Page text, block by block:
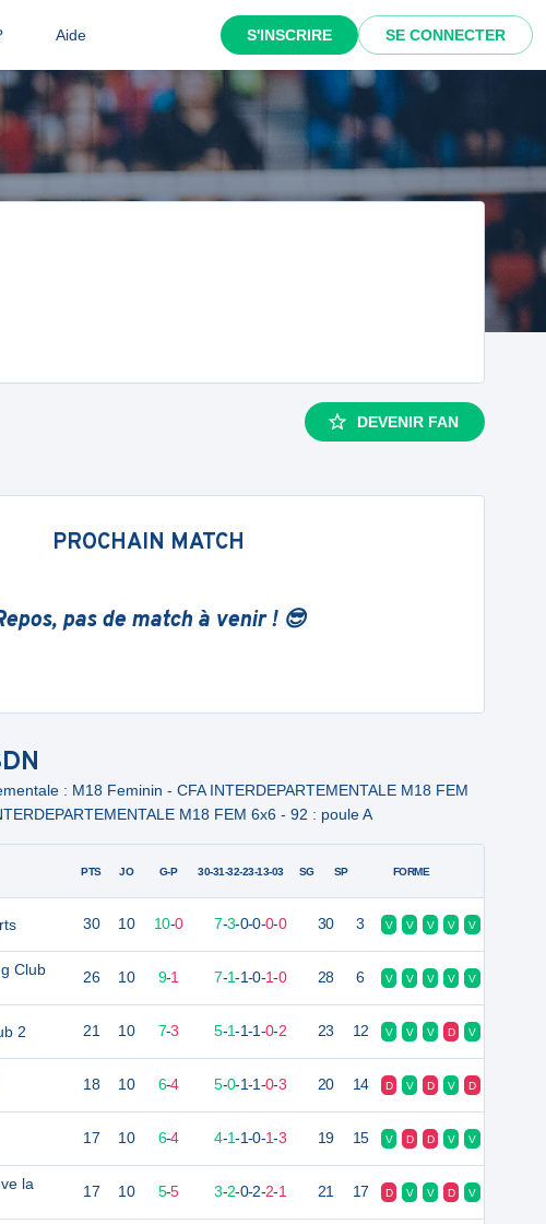
Aide S'INSCRIRE SE CONNECTER
DEVENIR FAN
PROCHAIN MATCH
pas de match à venir ! 😎
: M18 Feminin - CFA INTERDEPARTEMENTALE M18 FEM
M18 FEM 6x6 - 92 : poule A
Club
2
la
PTS JO G-P 30-31-32-23-13-03 SG SP FORME
30 10 10-0 7-3-0-0-0-0 30 3 V V V V V
26 10 9-1 7-1-1-0-1-0 28 6 V V V V V
21 10 7-3 5-1-1-1-0-2 23 12 V V V D V
18 10 6-4 5-0-1-1-0-3 20 14 D V D V D
17 10 6-4 4-1-1-0-1-3 19 15 V D D V V
17 10 5-5 3-2-0-2-2-1 21 17 D V V D V